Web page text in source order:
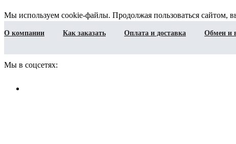
Мы используем cookie-файлы. Продолжая пользоваться сайтом,
О компании Как заказать Оплата и доставка Обмен и
Мы в соцсетях: